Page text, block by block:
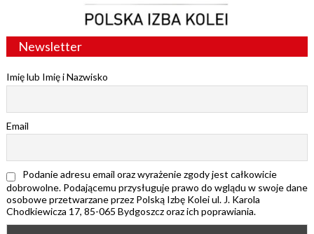
Newsletter
Imię lub Imię i Nazwisko
Email
Podanie adresu email oraz wyrażenie zgody jest całkowicie
dobrowolne. Podającemu przysługuje prawo do wglądu w swoje dane
osobowe przetwarzane przez Polską Izbę Kolei ul. J. Karola
Chodkiewicza 17, 85-065 Bydgoszcz oraz ich poprawiania.